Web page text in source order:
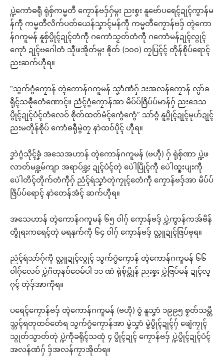
ပ္ဍဲကောံဓရီု ရုဲစှ်ကမ္မတဳ ကၠောန်ဗဒှ်ဂှ်မ္ဂး ညးစၞး နူဗော်ပရေၚ်ဍုၚ်ကွာန်မ
န်ကီု ကမ္မတဳလိက်ပတ်ယေန်သၞာၚ်မန်ကီု ကမ္မတဳကၠောန်ဗဒှ် တ္ၚဲကော
န်ဂကူမန် နူစှ်ပွိုၚ်ဍုၚ်တံကီု ဂကောံသၟတ်တံကီု ဂကောံမန်ဍုၚ်လ္ဂုၚ်
ကေုာံ ဍုၚ်ဗဂေါတံ သီုဖအိုတ်မ္ဂး ၜိုတ် (၁၀၀) တၠပြၚ်ၚ် တိုန်စိုပ်ရောၚ်
ညးဆက်ဟီုရ။
“သွက်ဂွံကၠောန် တ္ၚဲကောန်ဂကူမန် သၞာံဏံဂှ် ဒးအလန်ကၠောန် လ္ပာ်ခ
ရိုၚ်သဓီုတေံဏောၚ်။ ညံၚ်ဂွံကၠောန်အာ မိပ်ပ်ဇြိပ်ပ်မာန်ဂှ် ညးဒေသ
ပွိုၚ်ဍုၚ်ပံၚ်တံလေဝ် စိုတ်ထတ်မံၚ်ကွေံကွေံ” သာ်ဝွံ နူပွိုၚ်ဍုၚ်မုဟ်ဍုၚ်
ညးမတိုန်စိုပ် ကောံဓရီုမွဲတၠ နာဲထဝ်ပိုၚ် ဟီုရ။
ဒၞာဲဂွံသိုၚ်ခၞံ အသေအဟာန် တ္ၚဲကောန်ဂကူမန် (ဗဟဵု) ဂှ် ရုဲစှ်ဏာ ပ္ဍဲဖ
လာတ်မခ္ဍမ်ကျာ အရာပ်ခ္ဍး ဍုၚ်ပံၚ်တုဲ ပေဲါပြိုၚ်ကီု ပေဲါထ္ၜးပျးကီု
ပေဲါတိၚ်တိုက်တံကီုဂှ် ညံၚ်ရဴသၞာံတုဲကၠုၚ်တေံကီု ကၠောန်ဗဒှ်အာ မိပ်ပ်
ဇြိပ်ပ်ရောၚ် နာဲတေန်အံၚ် ဆက်ဟီုရ။
အသေဟာန် တ္ၚဲကောန်ဂကူမန် ၆၅ ဝါဂှ် ကၠောန်ဗဒှ် ပ္ဍဲကွာန်ကအ်ဗိန်
တွဵုရးကရေၚ်တုဲ မရနုက်ကဵု ၆၄ ဝါဂှ် ကၠောန်ဗဒှ် လ္တူဍုၚ်ဇြပ်ဗုရ။
ညံၚ်ရဴသာ်ဂှ်ကီု လ္တူဍုၚ်လ္ဂုၚ် သွက်ဂွံကၠောန် တ္ၚဲကောန်ဂကူမန် ၆၆
ဝါဂှ်လေဝ် ပ္ဍဲဂိတုနဝ်ဝေမ်ပါ ၁၁ ဏံ ရုဲစှ်ပ္တိုန် ညးစၞး ပ္ဍဲဇြပ်မန် ဍုၚ်လ္
ဂုၚ် တုဲဒှ်အာကီုရ။
ပရေၚ်ကၠောန်ဗဒှ် တ္ၚဲကောန်ဂကူမန် (ဗဟဵု) ဝွံ နူသၞာံ ၁၉၉၅ စၟတ်သမ္တီ
သ္ဘၚ်ရတုထဝ်တေံရ သွက်ဂွံကၠောန်အာ မွဲသၞာံ မွဲပွိုၚ်ဍုၚ်ဂှ် ဖျေံကၠုၚ်
သ္ဂုတ်သွာတ်တုဲ ပ္ဍဲကဵုခရိုၚ်သထုံ ၄ ပွိုၚ်ဍုၚ် ကၠောန်ဗဒှ် ပ္ဍဲပွိုၚ်ဍုၚ်ပံၚ်
အလန်ဏံဂှ် ဒှ်အလန်ကၠာအိုတ်ရ။